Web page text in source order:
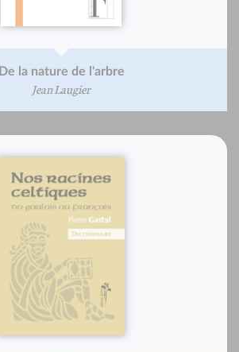
De la nature de l'arbre
Jean Laugier